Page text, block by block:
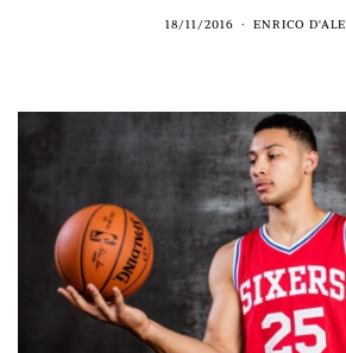
18/11/2016 ENRICO